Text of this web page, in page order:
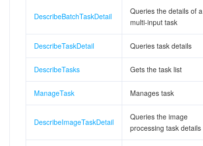
DescribeBatchTaskDetail
Queries the details of a
multi-input task
DescribeTaskDetail Queries task details
DescribeTasks Gets the task list
ManageTask Manages task
DescribeImageTaskDetail
Queries the image
processing task details